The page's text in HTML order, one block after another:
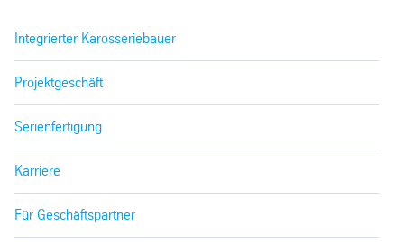
Integrierter Karosseriebauer
Projektgeschäft
Serienfertigung
Karriere
Für Geschäftspartner